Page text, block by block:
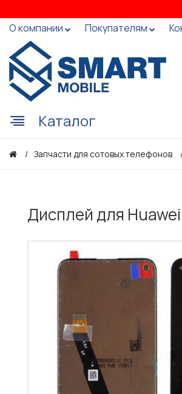
О компании Покупателям
Каталог
Запчасти для сотовых телефонов
Дисплей для